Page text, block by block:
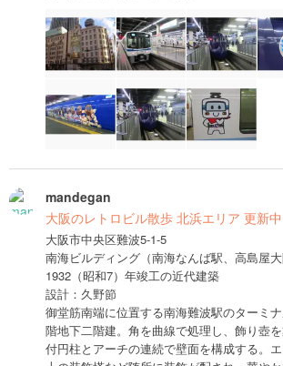
mandegan
大阪のレトロビル散歩 北浜エリア 更新中
大阪市中央区難波5-1-5
南海ビルディング（南海なんば駅、高島屋大
1932（昭和7）年竣工の近代建築
設計：久野節
御堂筋南端に位置する南海難波駅のターミ
階地下二階建。角を曲線で処理し、飾り壺
付円柱とアーチの連続で壁面を構成する。